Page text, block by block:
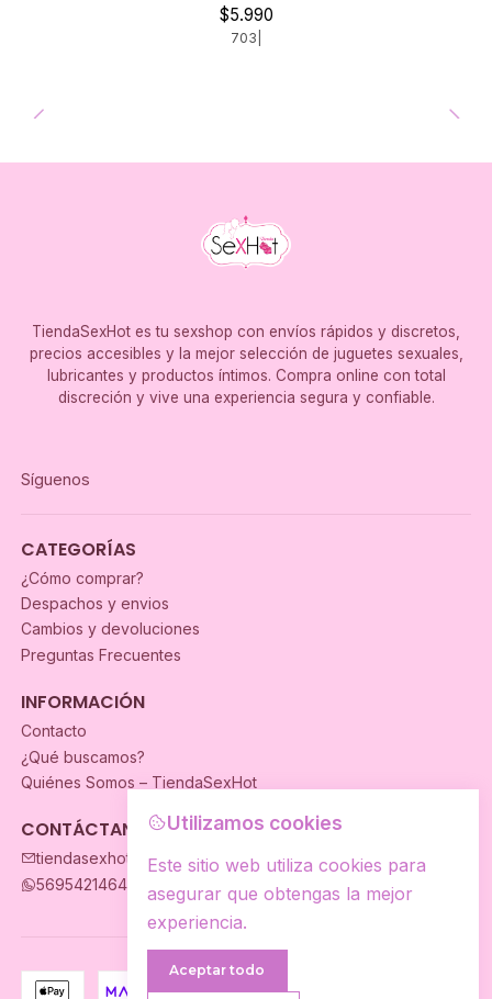
$5.990
703
TiendaSexHot es tu sexshop con envíos rápidos y discretos,
precios accesibles y la mejor selección de juguetes sexuales,
lubricantes y productos íntimos. Compra online con total
discreción y vive una experiencia segura y confiable.
Síguenos
CATEGORÍAS
¿Cómo comprar?
Despachos y envios
Cambios y devoluciones
Preguntas Frecuentes
INFORMACIÓN
Contacto
¿Qué buscamos?
Quiénes Somos – TiendaSexHot
CONTÁCTANOS
tiendasexhot@gmail.com
56954214649
Utilizamos cookies
Este sitio web utiliza cookies para
asegurar que obtengas la mejor
experiencia.
Aceptar todo